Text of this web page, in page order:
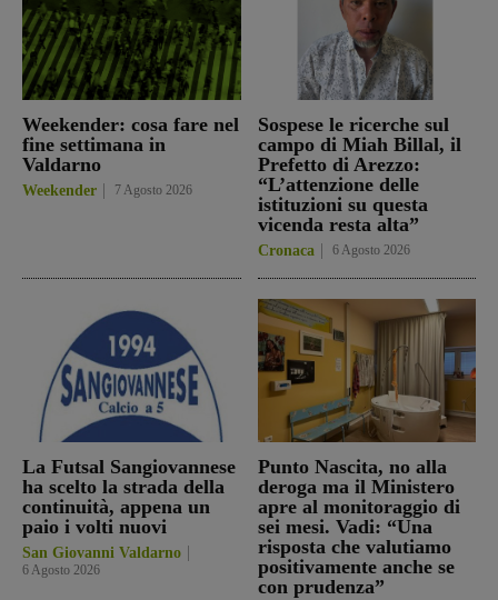
Weekender: cosa fare nel
fine settimana in
Valdarno
Weekender 7 Agosto 2026
Sospese le ricerche sul
campo di Miah Billal, il
Prefetto di Arezzo:
“L’attenzione delle
istituzioni su questa
vicenda resta alta”
Cronaca 6 Agosto 2026
La Futsal Sangiovannese
ha scelto la strada della
continuità, appena un
paio i volti nuovi
San Giovanni Valdarno
6 Agosto 2026
Punto Nascita, no alla
deroga ma il Ministero
apre al monitoraggio di
sei mesi. Vadi: “Una
risposta che valutiamo
positivamente anche se
con prudenza”